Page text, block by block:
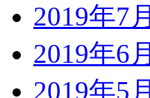
2019年7月
2019年6月
2019年5月